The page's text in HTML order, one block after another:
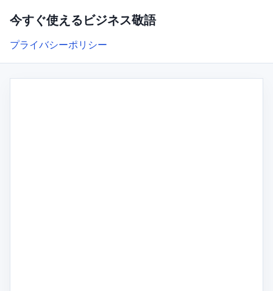
今すぐ使えるビジネス敬語
プライバシーポリシー